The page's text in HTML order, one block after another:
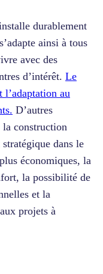
durablement
ainsi à tous
avec des
d’intérêt. Le
au
D’autres
la construction
dans le
économiques, la
la possibilité de
et la
projets à